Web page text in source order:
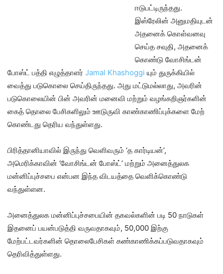
ஈடுபட்டிருந்தது.
இஸ்ரேலின் அனுமதியுடன்
அதனைக் கொள்வனவு
செய்த சவுதி, அதனைக்
கொண்டு வோசிங்டன்
போஸ்ட் பத்தி எழுத்தாளர் Jamal Khashoggi யும் துருக்கியில்
வைத்து படுகொலை செய்திருந்தது. அது மட்டுமல்லாது, அவரின்
படுகொலையின் பின் அவரின் மனைவி மற்றும் வழங்கறிஞர்களின்
கைத் தொலை பேசிகளிலும் ஊடுருவி காண்காணிப்புக்களை மேற்
கொண்டது தெரிய வந்துள்ளது.
பிரித்தானியாவில் இருந்து வெளிவரும் ‘த கார்டியன்’,
அமெரிக்காவின் ‘வோசிங்டன் போஸ்ட்’ மற்றும் அனைத்துலக
மன்னிப்புச்சபை என்பன இந்த விடயத்தை வெளிக்கொண்டு
வந்துள்ளன.
அனைத்துலக மன்னிப்புச்சபையின் தகவல்களின் படி 50 நாடுகள்
இதனைப் பயன்படுத்தி வருவதாகவும், 50,000 இற்கு
மேற்பட்டவர்களின் தொலைபேசிகள் கண்காணிக்கப்படுவதாகவும்
தெரிவித்துள்ளது.